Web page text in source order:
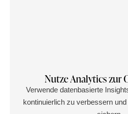
Nutze Analytics zur
Verwende datenbasierte
kontinuierlich zu verbessern